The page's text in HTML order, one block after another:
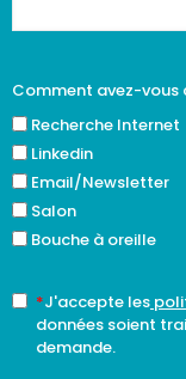
Comment avez-vous
Recherche Internet
Linkedin
Email/Newsletter
Salon
Bouche à oreille
*J'accepte les
données soient
demande.